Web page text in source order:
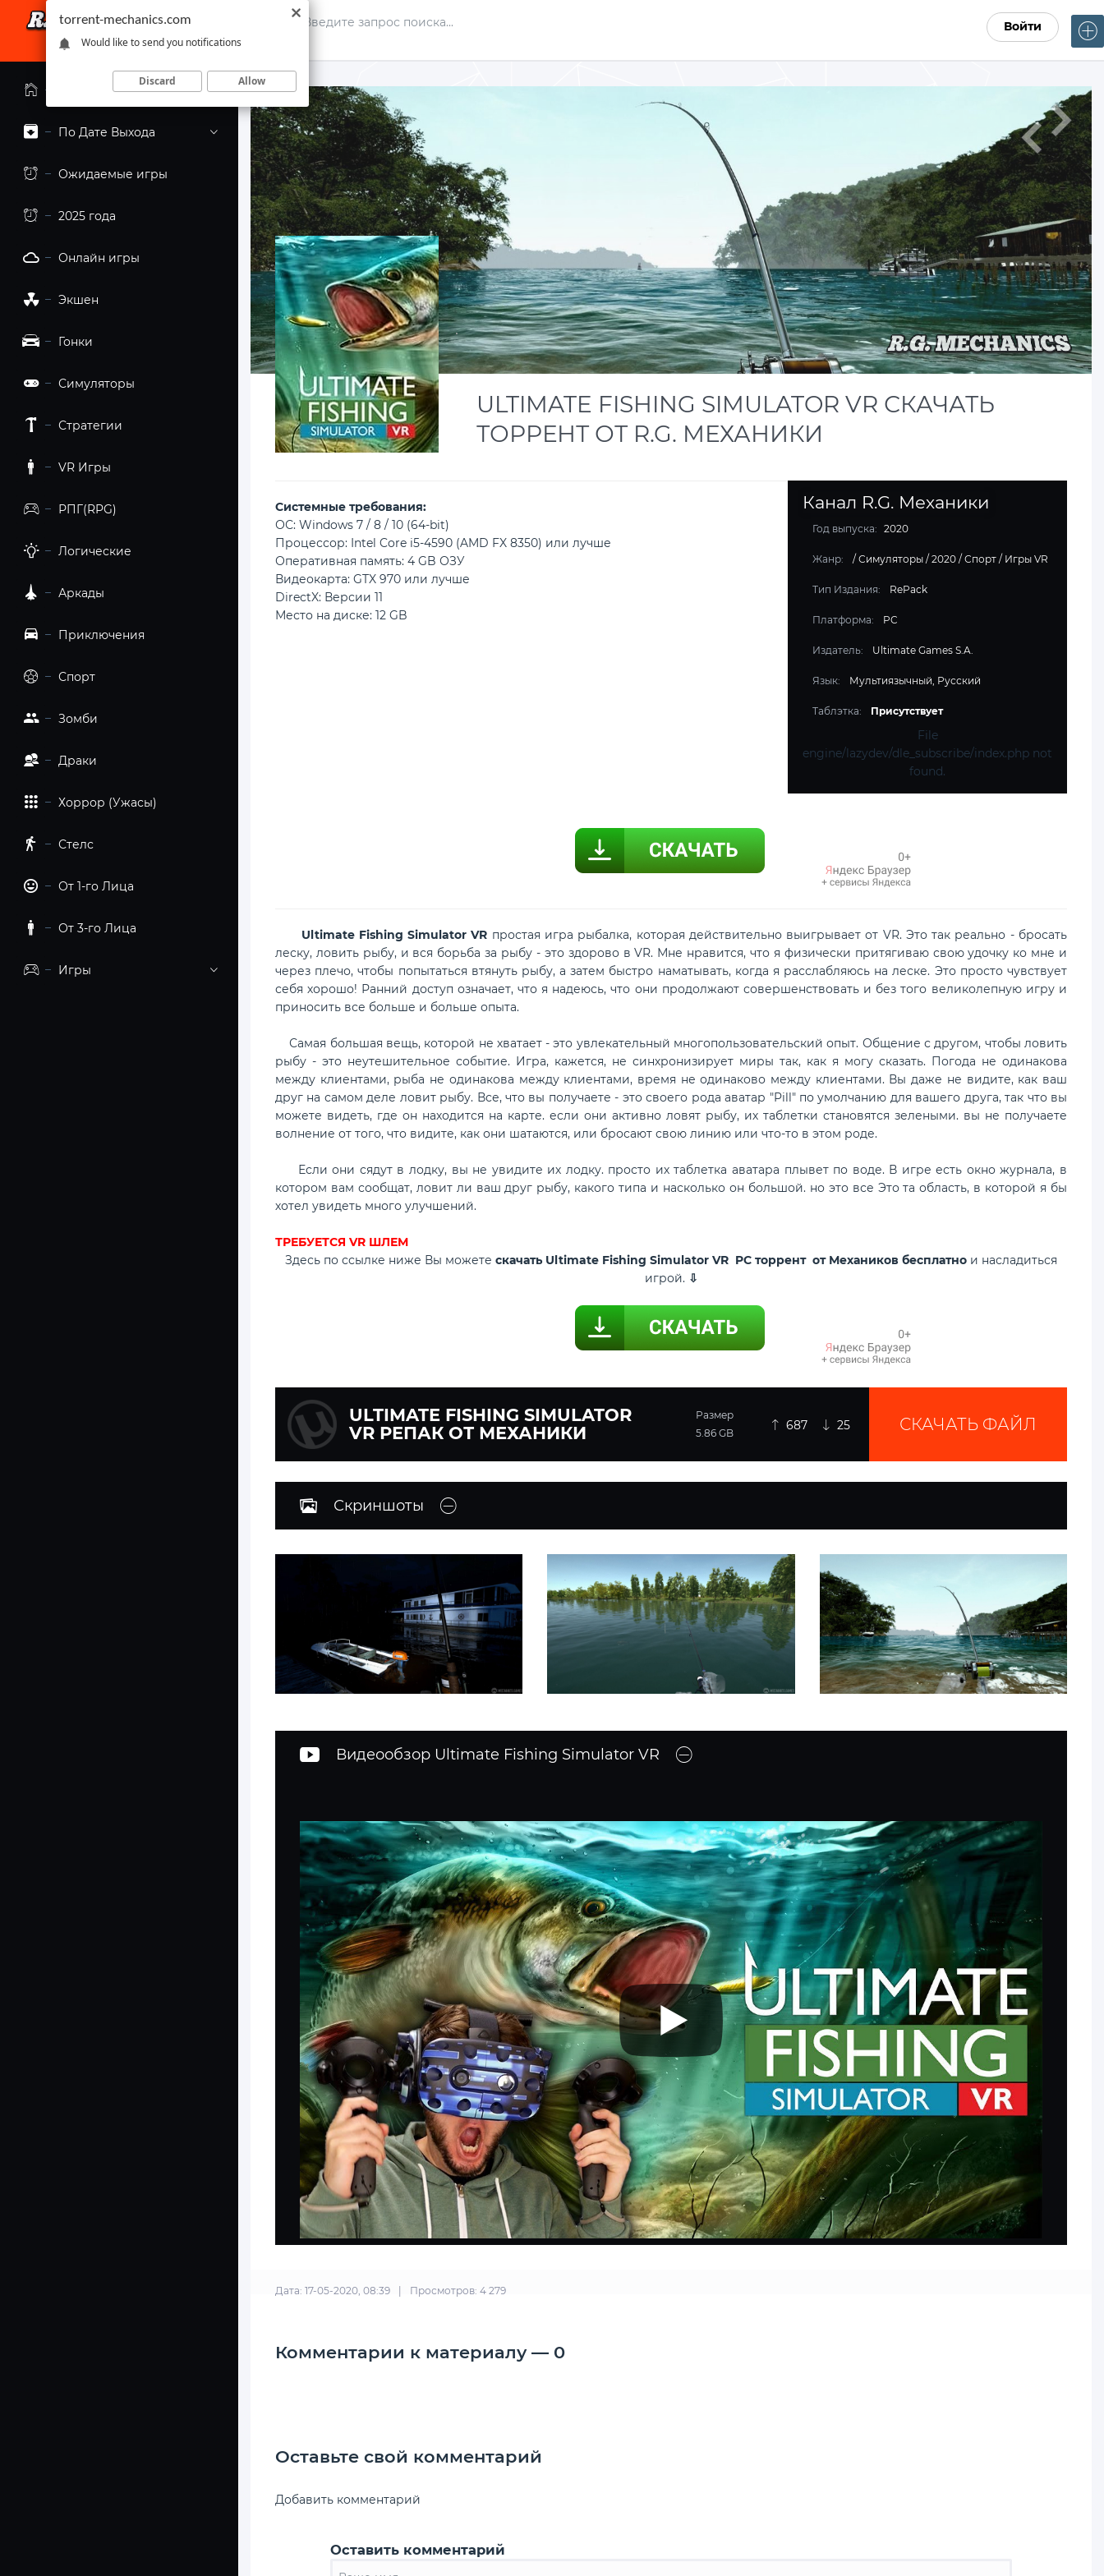
Войти
Главная страница
По Дате Выхода
Ожидаемые игры
2025 года
Онлайн игры
Экшен
Гонки
Симуляторы
Стратегии
VR Игры
РПГ(RPG)
Логические
Аркады
Приключения
Спорт
Зомби
Драки
Хоррор (Ужасы)
Стелс
От 1-го Лица
От 3-го Лица
Игры
ULTIMATE FISHING SIMULATOR VR СКАЧАТЬ
ТОРРЕНТ ОТ R.G. МЕХАНИКИ
Канал R.G. Механики
Год выпуска: 2020
Жанр: /Симуляторы /2020 /Спорт / Игры VR
Тип Издания: RePack
Платформа: PC
Издатель: Ultimate Games S.A.
Язык: Мультиязычный, Русский
Таблэтка: Присутствует
File
engine/lazydev/dle_subscribe/index.php not
found.
Cистемные требования:
ОС: Windows 7 / 8 / 10 (64-bit)
Процессор: Intel Core i5-4590 (AMD FX 8350) или лучше
Оперативная память: 4 GB ОЗУ
Видеокарта: GTX 970 или лучше
DirectX: Версии 11
Место на диске: 12 GB
Ultimate Fishing Simulator VR простая игра рыбалка, которая действительно выигрывает от VR. Это так реально - бросать
леску, ловить рыбу, и вся борьба за рыбу - это здорово в VR. Мне нравится, что я физически притягиваю свою удочку ко мне и
через плечо, чтобы попытаться втянуть рыбу, а затем быстро наматывать, когда я расслабляюсь на леске. Это просто чувствует
себя хорошо! Ранний доступ означает, что я надеюсь, что они продолжают совершенствовать и без того великолепную игру и
приносить все больше и больше опыта.
Самая большая вещь, которой не хватает - это увлекательный многопользовательский опыт. Общение с другом, чтобы ловить
рыбу - это неутешительное событие. Игра, кажется, не синхронизирует миры так, как я могу сказать. Погода не одинакова
между клиентами, рыба не одинакова между клиентами, время не одинаково между клиентами. Вы даже не видите, как ваш
друг на самом деле ловит рыбу. Все, что вы получаете - это своего рода аватар "Pill" по умолчанию для вашего друга, так что вы
можете видеть, где он находится на карте. если они активно ловят рыбу, их таблетки становятся зелеными. вы не получаете
волнение от того, что видите, как они шатаются, или бросают свою линию или что-то в этом роде.
Если они сядут в лодку, вы не увидите их лодку. просто их таблетка аватара плывет по воде. В игре есть окно журнала, в
котором вам сообщат, ловит ли ваш друг рыбу, какого типа и насколько он большой. но это все Это та область, в которой я бы
хотел увидеть много улучшений.
ТРЕБУЕТСЯ VR ШЛЕМ
Здесь по ссылке ниже Вы можете скачать Ultimate Fishing Simulator VR PC торрент от Механиков бесплатно и насладиться
игрой. ⇩
ULTIMATE FISHING SIMULATOR
VR РЕПАК ОТ МЕХАНИКИ
Размер
5.86 GB
687 25 СКАЧАТЬ ФАЙЛ
Скриншоты
Видеообзор Ultimate Fishing Simulator VR
Дата: 17-05-2020, 08:39 Просмотров: 4 279
Комментарии к материалу — 0
Оставьте свой комментарий
Добавить комментарий
Оставить комментарий
torrent-mechanics.com
Would like to send you notifications
Discard Allow